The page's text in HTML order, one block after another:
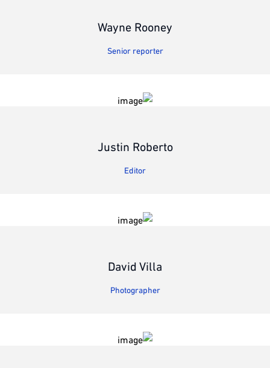
Wayne Rooney
Senior reporter
Justin Roberto
Editor
David Villa
Photographer